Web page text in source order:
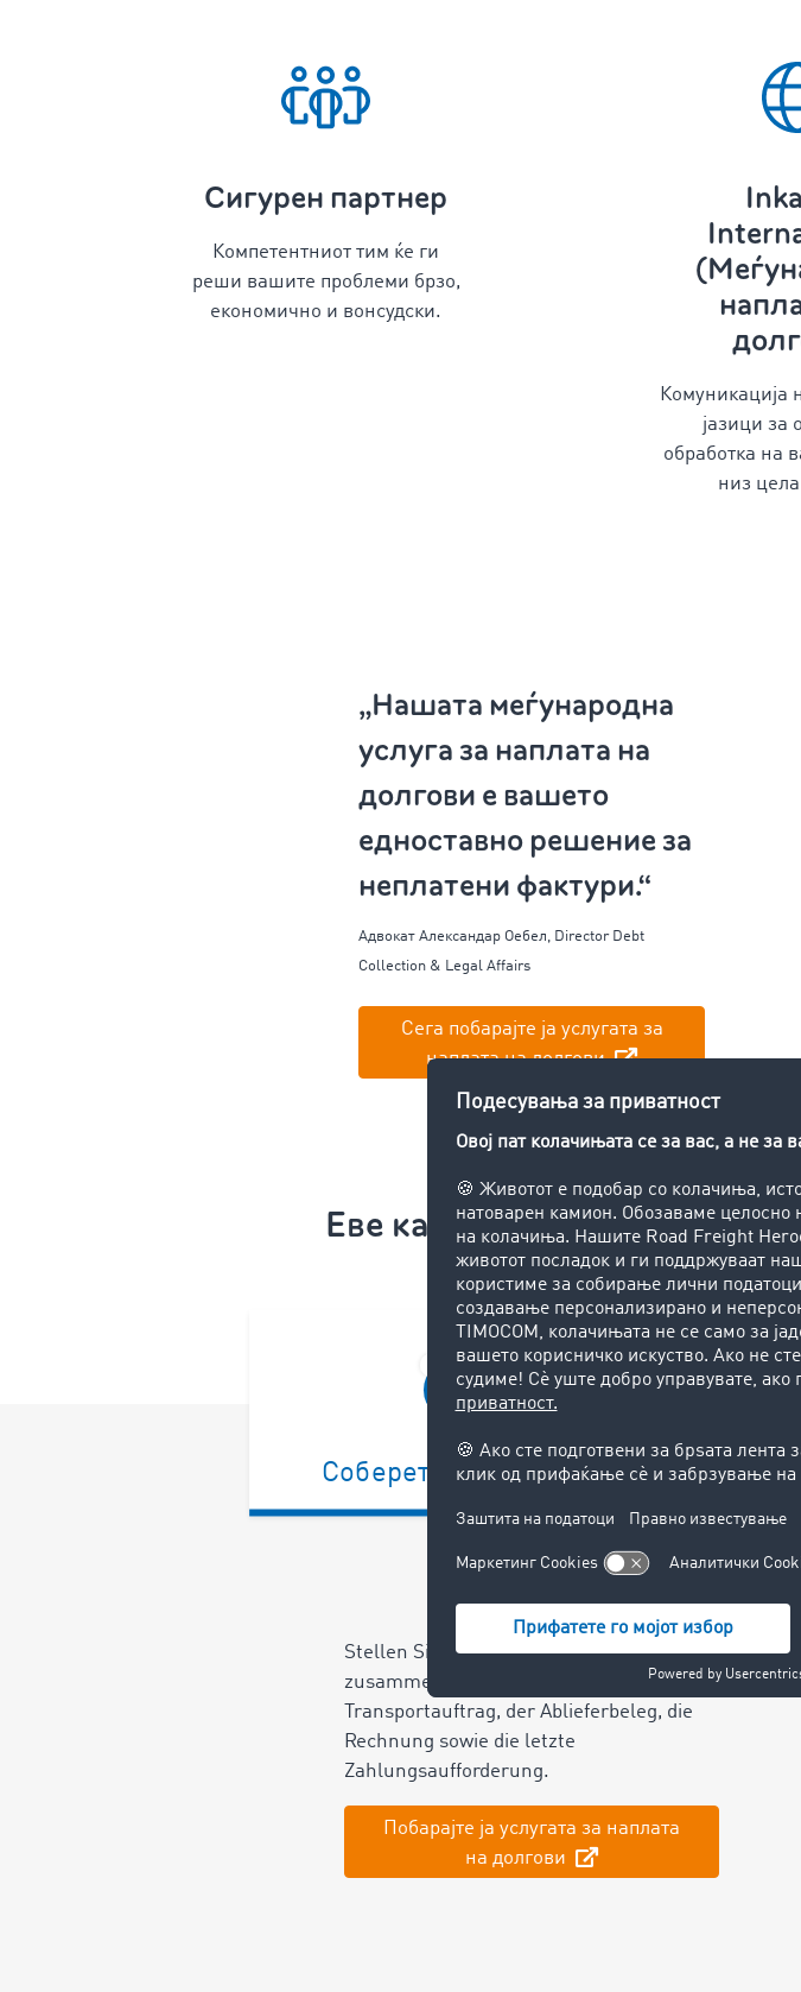
Сигурен партнер
Компетентниот тим ќе ги
реши вашите проблеми брзо,
економично и вонсудски.
Комуникација
јазици ​​за
обработка на
низ
„Нашата меѓународна
услуга за наплата на
долгови е вашето
едноставно решение за
неплатени фактури.“
Адвокат Александар Оебел, Director Debt
Collection & Legal Affairs
Сега побарајте ја услугата за
наплата на долгови
Еве како: Обработка на
Соберете документи Поднесете
Stellen Sie die benötigten Unterlagen
zusammen. Dazu gehören der
Transportauftrag, der Ablieferbeleg, die
Rechnung sowie die letzte
Zahlungsaufforderung.
Побарајте ја услугата за наплата
на долгови